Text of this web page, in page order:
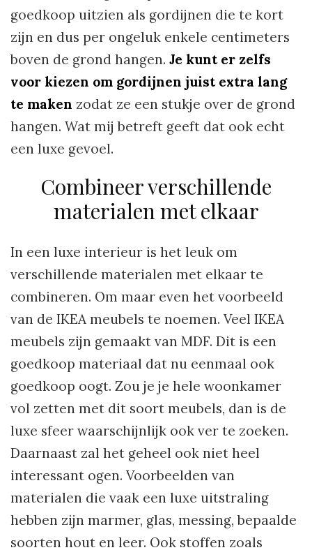
goedkoop uitzien als gordijnen die te kort
zijn en dus per ongeluk enkele centimeters
boven de grond hangen. Je kunt er zelfs
voor kiezen om gordijnen juist extra lang
te maken zodat ze een stukje over de grond
hangen. Wat mij betreft geeft dat ook echt
een luxe gevoel.
Combineer verschillende
materialen met elkaar
In een luxe interieur is het leuk om
verschillende materialen met elkaar te
combineren. Om maar even het voorbeeld
van de IKEA meubels te noemen. Veel IKEA
meubels zijn gemaakt van MDF. Dit is een
goedkoop materiaal dat nu eenmaal ook
goedkoop oogt. Zou je je hele woonkamer
vol zetten met dit soort meubels, dan is de
luxe sfeer waarschijnlijk ook ver te zoeken.
Daarnaast zal het geheel ook niet heel
interessant ogen. Voorbeelden van
materialen die vaak een luxe uitstraling
hebben zijn marmer, glas, messing, bepaalde
soorten hout en leer. Ook stoffen zoals